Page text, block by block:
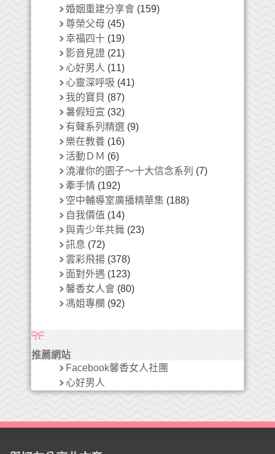
婚姻重建分享會 (159)
尊榮父母 (45)
幸福四十 (19)
影音見證 (21)
心好男人 (11)
心靈深呼吸 (41)
我的寶貝 (87)
暑假短宣 (32)
有聲系列精選 (9)
樂在教養 (16)
活動ＤＭ (6)
澆灌你的園子～十大信念系列 (7)
牽手情 (192)
空中輔導室廣播精華集 (188)
自我價值 (14)
與青少年共舞 (23)
訊息 (72)
雲彩飛揚 (378)
面對外遇 (123)
馨香女人會 (80)
馮姐專欄 (92)
推薦網站
Facebook馨香女人社團
心好男人